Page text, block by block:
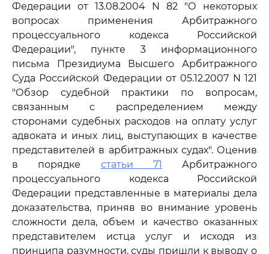
Федерации от 13.08.2004 N 82 "О некоторых
вопросах применения Арбитражного
процессуального кодекса Российской
Федерации", пункте 3 информационного
письма Президиума Высшего Арбитражного
Суда Российской Федерации от 05.12.2007 N 121
"Обзор судебной практики по вопросам,
связанным с распределением между
сторонами судебных расходов на оплату услуг
адвоката и иных лиц, выступающих в качестве
представителей в арбитражных судах". Оценив
в порядке статьи 71 Арбитражного
процессуального кодекса Российской
Федерации представленные в материалы дела
доказательства, приняв во внимание уровень
сложности дела, объем и качество оказанных
представителем истца услуг и исходя из
принципа разумности, суды пришли к выводу о